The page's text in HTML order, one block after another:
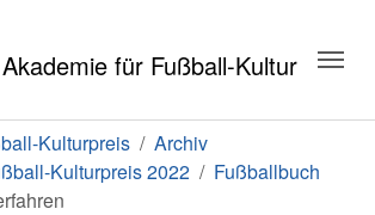
Kulturpreis
Archiv
Kulturpreis 2022
Fußballbuch